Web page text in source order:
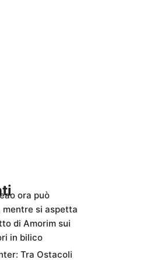
ora può
mentre si aspetta
di Amorim sui
in bilico
Tra Ostacoli